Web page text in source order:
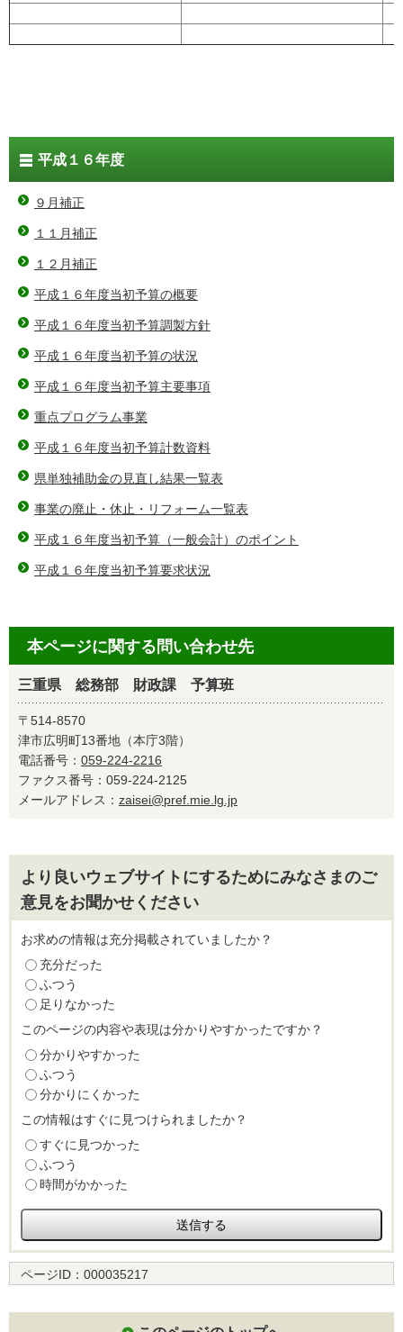
平成１６年度
９月補正
１１月補正
１２月補正
平成１６年度当初予算の概要
平成１６年度当初予算調製方針
平成１６年度当初予算の状況
平成１６年度当初予算主要事項
重点プログラム事業
平成１６年度当初予算計数資料
県単独補助金の見直し結果一覧表
事業の廃止・休止・リフォーム一覧表
平成１６年度当初予算（一般会計）のポイント
平成１６年度当初予算要求状況
本ページに関する問い合わせ先
三重県 総務部 財政課 予算班
〒514-8570
津市広明町13番地（本庁3階）
電話番号： 059-224-2216
ファクス番号：059-224-2125
メールアドレス： zaisei@pref.mie.lg.jp
より良いウェブサイトにするためにみなさまのご
意見をお聞かせください
お求めの情報は充分掲載されていましたか？
充分だった
ふつう
足りなかった
このページの内容や表現は分かりやすかったですか？
分かりやすかった
ふつう
分かりにくかった
この情報はすぐに見つけられましたか？
すぐに見つかった
ふつう
時間がかかった
ページID： 000035217